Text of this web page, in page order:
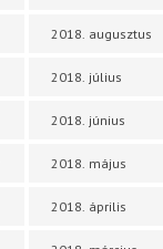
2018. augusztus
2018. július
2018. június
2018. május
2018. április